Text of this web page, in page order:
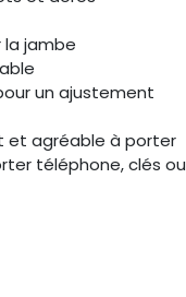
la jambe
un ajustement
et agréable à porter
téléphone, clés ou